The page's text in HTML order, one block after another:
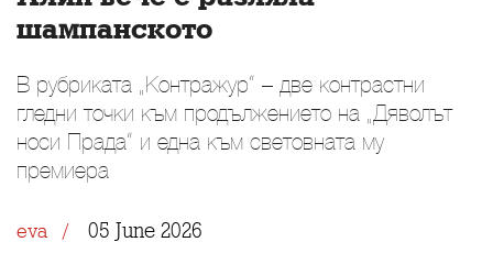
шампанското
В рубриката „Контражур“ – две контрастни
гледни точки към продължението на „Дяволът
носи Прада“ и една към световната му
премиера
eva 05 June 2026